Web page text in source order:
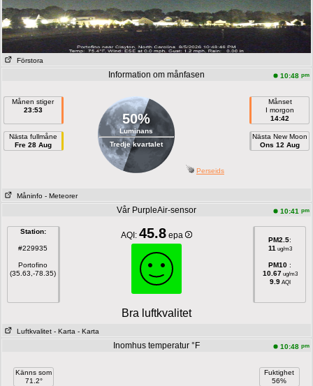
Förstora
Information om månfasen 10:48 pm
Månen stiger
23:53
Nästa fullmåne
Fre 28 Aug
50%
Luminans
Tredje kvartalet
Månset
I morgon
14:42
Nästa New Moon
Ons 12 Aug
Perseids
Måninfo - Meteorer
Vår PurpleAir-sensor 10:41 pm
Station:
#229935
Portofino
(35.63,-78.35)
AQI: 45.8 epa PM2.5:
11ug/m3
PM10 :
10.67ug/m3
9.9AQI
Bra luftkvalitet
Luftkvalitet - Karta - Karta
Inomhus temperatur °F 10:48 pm
Känns som
71.2°
Fuktighet
56%